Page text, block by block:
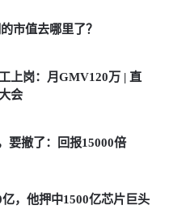
市值去哪里了？
上岗：月GMV120万 | 直
会
要撤了：回报15000倍
，他押中1500亿芯片巨头